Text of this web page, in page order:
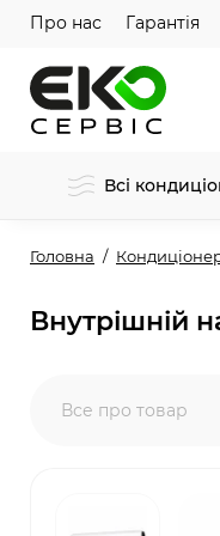
Про нас Гарантія
Всі
Головна
Внутрішній
Все про товар